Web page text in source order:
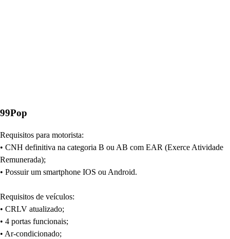
99Pop
Requisitos para motorista:
• CNH definitiva na categoria B ou AB com EAR (Exerce Atividade
Remunerada);
• Possuir um smartphone IOS ou Android.
Requisitos de veículos:
• CRLV atualizado;
• 4 portas funcionais;
• Ar-condicionado;